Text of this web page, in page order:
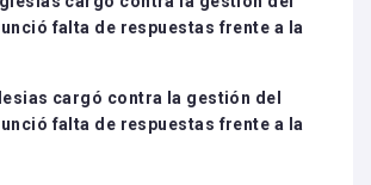
falta de respuestas frente a la
cargó contra la gestión del
falta de respuestas frente a la